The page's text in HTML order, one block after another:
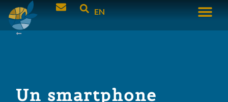
EN
Un smartphone